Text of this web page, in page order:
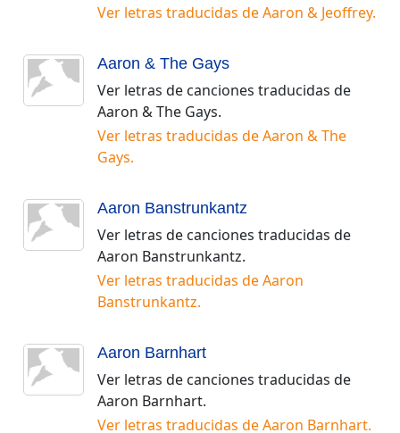
Ver letras traducidas deAaron & Jeoffrey.
Aaron & The Gays
Ver letras de canciones traducidas de
Aaron & The Gays.
Ver letras traducidas deAaron & The
Gays.
Aaron Banstrunkantz
Ver letras de canciones traducidas de
Aaron Banstrunkantz.
Ver letras traducidas deAaron
Banstrunkantz.
Aaron Barnhart
Ver letras de canciones traducidas de
Aaron Barnhart.
Ver letras traducidas deAaron Barnhart.